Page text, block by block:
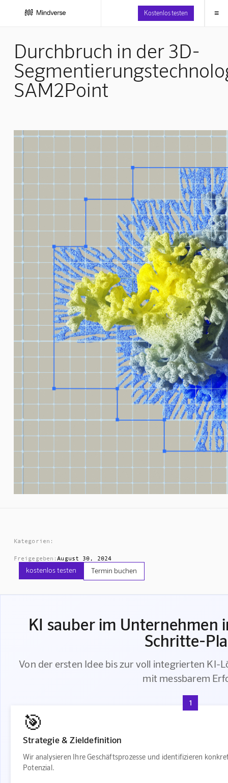
Kostenlos testen ≡
Durchbruch in der 3D-
SAM2Point
Kategorien:
Freigegeben:August 30, 2024
kostenlos testen Termin buchen
KI sauber im Unternehmen
Schritte-
Von der ersten Idee bis zur voll integrierten KI-
mit messbarem
1
🎯
Strategie & Zieldefinition
Wir analysieren Ihre Geschäftsprozesse und identifizieren
Potenzial.